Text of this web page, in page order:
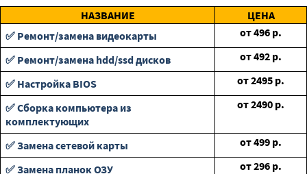
НАЗВАНИЕ
ЦЕНА
✅ Ремонт/замена видеокарты
от496 р.
✅ Ремонт/замена hdd/ssd дисков
от492 р.
✅ Настройка BIOS
от2495 р.
✅ Сборка компьютера из
комплектующих
от2490 р.
✅ Замена сетевой карты от499 р.
✅ Замена планок ОЗУ
от296 р.